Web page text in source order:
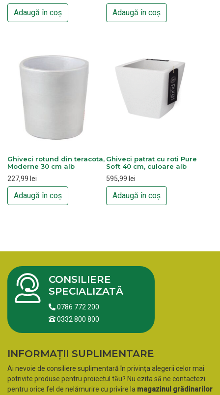
Adaugă în coș Adaugă în coș
Ghiveci rotund din teracota,
Moderne 30 cm alb
227,99 lei
Adaugă în coș
Ghiveci patrat cu roti Pure
Soft 40 cm, culoare alb
595,99 lei
Adaugă în coș
CONSILIERE
SPECIALIZATĂ
0786 772 200
0332 800 800
INFORMAȚII SUPLIMENTARE
Ai nevoie de consiliere suplimentară în privința alegerii celor mai
potrivite produse pentru proiectul tău? Nu ezita să ne contactezi
pentru orice fel de nelămurire cu privire la magazinul grădinarilor